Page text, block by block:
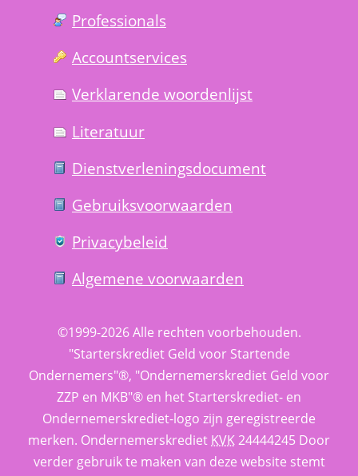
Professionals
Account­services
Verklarende woorden­lijst
Literatuur
Dienst­verlenings­document
Gebruiks­voorwaarden
Privacy­beleid
Algemene voorwaarden
©1999-2026 Alle rechten voorbehouden.
"Starterskrediet Geld voor Startende
Ondernemers"®, "Ondernemerskrediet Geld voor
ZZP en MKB"® en het Starterskrediet- en
Ondernemerskrediet-logo zijn geregistreerde
merken. Ondernemerskrediet KVK 24444245 Door
verder gebruik te maken van deze website stemt